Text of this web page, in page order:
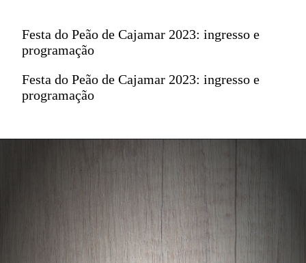
Festa do Peão de Cajamar 2023: ingresso e
programação
Festa do Peão de Cajamar 2023: ingresso e
programação